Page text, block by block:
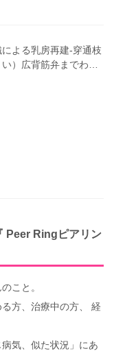
よる乳房再建-穿通枝
）広背筋弁までわか
Peer Ringピアリン
こと。
方、治療中の方、 経
気、似た状況」にあ